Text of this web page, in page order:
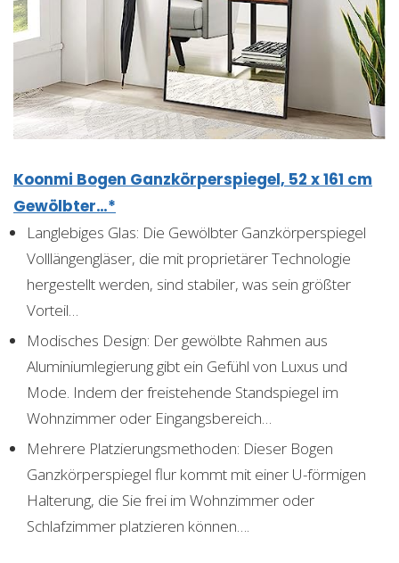
Koonmi Bogen Ganzkörperspiegel, 52 x 161 cm
Gewölbter…*
Langlebiges Glas: Die Gewölbter Ganzkörperspiegel
Volllängengläser, die mit proprietärer Technologie
hergestellt werden, sind stabiler, was sein größter
Vorteil…
Modisches Design: Der gewölbte Rahmen aus
Aluminiumlegierung gibt ein Gefühl von Luxus und
Mode. Indem der freistehende Standspiegel im
Wohnzimmer oder Eingangsbereich…
Mehrere Platzierungsmethoden: Dieser Bogen
Ganzkörperspiegel flur kommt mit einer U-förmigen
Halterung, die Sie frei im Wohnzimmer oder
Schlafzimmer platzieren können….